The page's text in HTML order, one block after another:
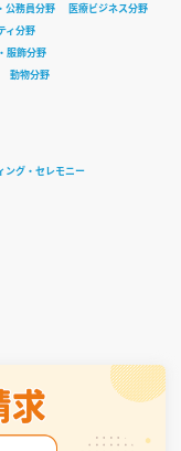
公務員分野
医療ビジネス分野
ィ分野
服飾分野
動物分野
ング・セレモニー